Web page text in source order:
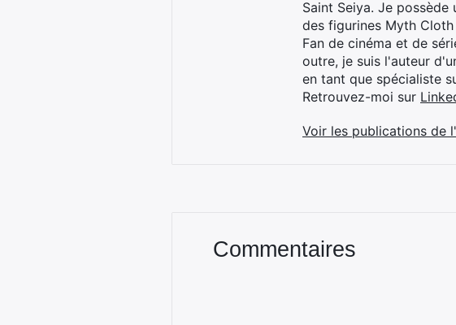
Saint Seiya. Je
des figurines Myth
Fan de cinéma et de
outre, je suis l'auteur
en tant que spécialiste
Retrouvez-moi sur
Voir les publications de
Commentaires